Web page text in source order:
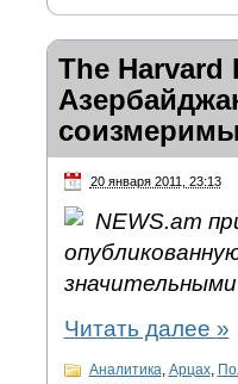
The
20 января 2011, 23:13
NEWS.am
Читать далее »
Аналитика, Арцах,